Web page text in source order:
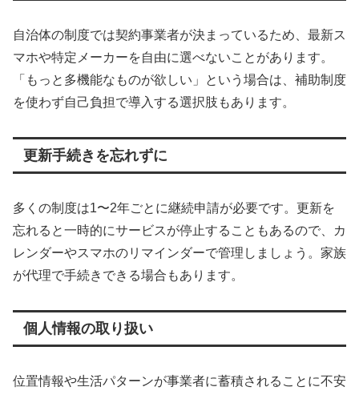
自治体の制度では契約事業者が決まっているため、最新ス
マホや特定メーカーを自由に選べないことがあります。
「もっと多機能なものが欲しい」という場合は、補助制度
を使わず自己負担で導入する選択肢もあります。
更新手続きを忘れずに
多くの制度は1〜2年ごとに継続申請が必要です。更新を
忘れると一時的にサービスが停止することもあるので、カ
レンダーやスマホのリマインダーで管理しましょう。家族
が代理で手続きできる場合もあります。
個人情報の取り扱い
位置情報や生活パターンが事業者に蓄積されることに不安